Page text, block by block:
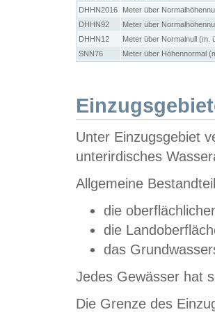
DHHN2016
Meter über
DHHN92
Meter über
DHHN12
Meter über Normalnull (m.
SNN76
Meter über Höhennormal
Unter Einzugsgebiet
unterirdisches
Allgemeine
die
die
das
Jedes Gewässer hat
Die Grenze des